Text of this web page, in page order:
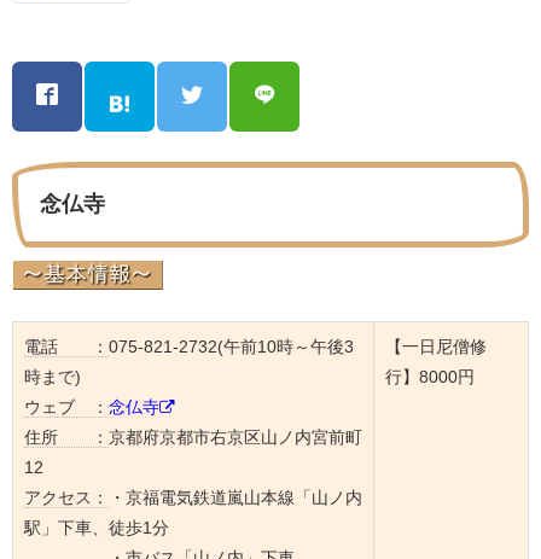
念仏寺
電話 ： 075-821-2732(午前10時～午後3
時まで)
ウェブ ： 念仏寺
住所 ： 京都府京都市右京区山ノ内宮前町
12
アクセス：
・京福電気鉄道嵐山本線「山ノ内
駅」下車、徒歩1分
【一日尼僧修
行】8000円